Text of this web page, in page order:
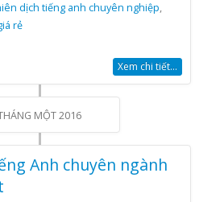
dịch tiếng anh chuyên nghiệp,
rẻ
Xem chi tiết...
MỘT 2016
Anh chuyên ngành